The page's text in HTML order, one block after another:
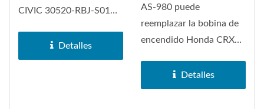
CIVIC 30520-RBJ-S01
bobina de encendido...
Detalles
AS-980 puede
reemplazar la bobina de
encendido Honda CRX
Detalles